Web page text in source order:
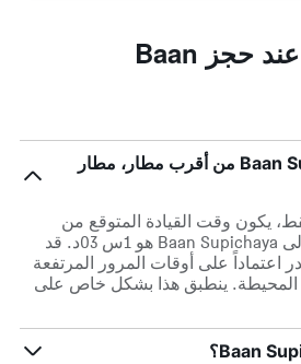
الأسئلة الشائعة عند حجز Baan
ما مدى قرب Baan Supichaya من أقرب مطار، مطار
82.1 كم فقط، يكون وقت القيادة المتوقع من
أقرب مطار مطار Loei إلى Baan Supichaya هو 1س 03د. قد
اعتماداً على أوقات المرور المرتفعة
المحيطة. ينطبق هذا بشكل خاص على